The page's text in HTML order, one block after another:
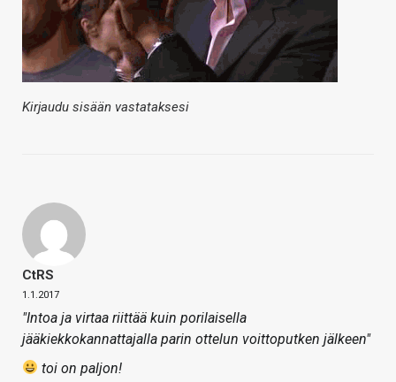
Kirjaudu sisään vastataksesi
CtRS
1.1.2017
"Intoa ja virtaa riittää kuin porilaisella
jääkiekkokannattajalla parin ottelun voittoputken jälkeen"
toi on paljon!